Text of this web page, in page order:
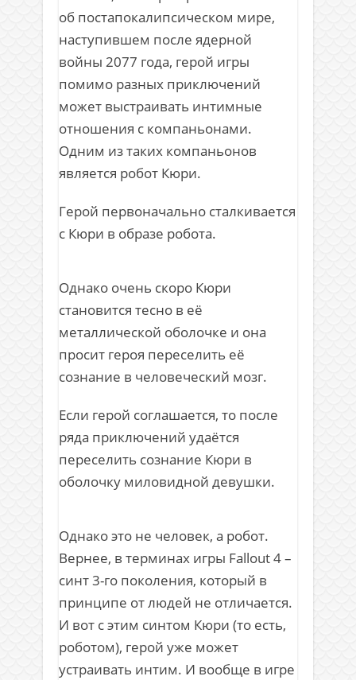
об постапокалипсическом мире,
наступившем после ядерной
войны 2077 года, герой игры
помимо разных приключений
может выстраивать интимные
отношения с компаньонами.
Одним из таких компаньонов
является робот Кюри.
Герой первоначально сталкивается
с Кюри в образе робота.
Однако очень скоро Кюри
становится тесно в её
металлической оболочке и она
просит героя переселить её
сознание в человеческий мозг.
Если герой соглашается, то после
ряда приключений удаётся
переселить сознание Кюри в
оболочку миловидной девушки.
Однако это не человек, а робот.
Вернее, в терминах игры Fallout 4 –
синт 3-го поколения, который в
принципе от людей не отличается.
И вот с этим синтом Кюри (то есть,
роботом), герой уже может
устраивать интим. И вообще в игре